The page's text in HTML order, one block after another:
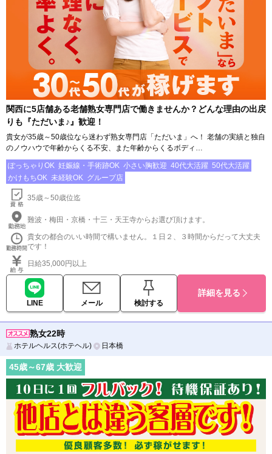
関西に5店舗ある老舗熟女専門店で働きませんか？どんな理由の出戻
りも『ただいま♪』歓迎！
貴女が35歳～50歳位なら迷わず熟女専門店「ただいま」へ！ 老舗の実績と独自
のノウハウで年齢からくる不安、また年齢からくるボディ…
ぽっちゃりOK 妊娠線・手術跡OK 小さい胸歓迎 40代大活躍 50代大活躍
かけもちOK 未経験OK グループ店
35歳～50歳位迄
難波・梅田・京橋・十三・天王寺からお選び頂けます。
貴女の都合のいい時間で構いません。１日２、３時間からだって大丈夫
です！
日給35,000円以上
LINE メール 検討する
詳細を見る
熟女22時
ホテルヘルス(ホテヘル) 日本橋
45歳～67歳 大歓迎